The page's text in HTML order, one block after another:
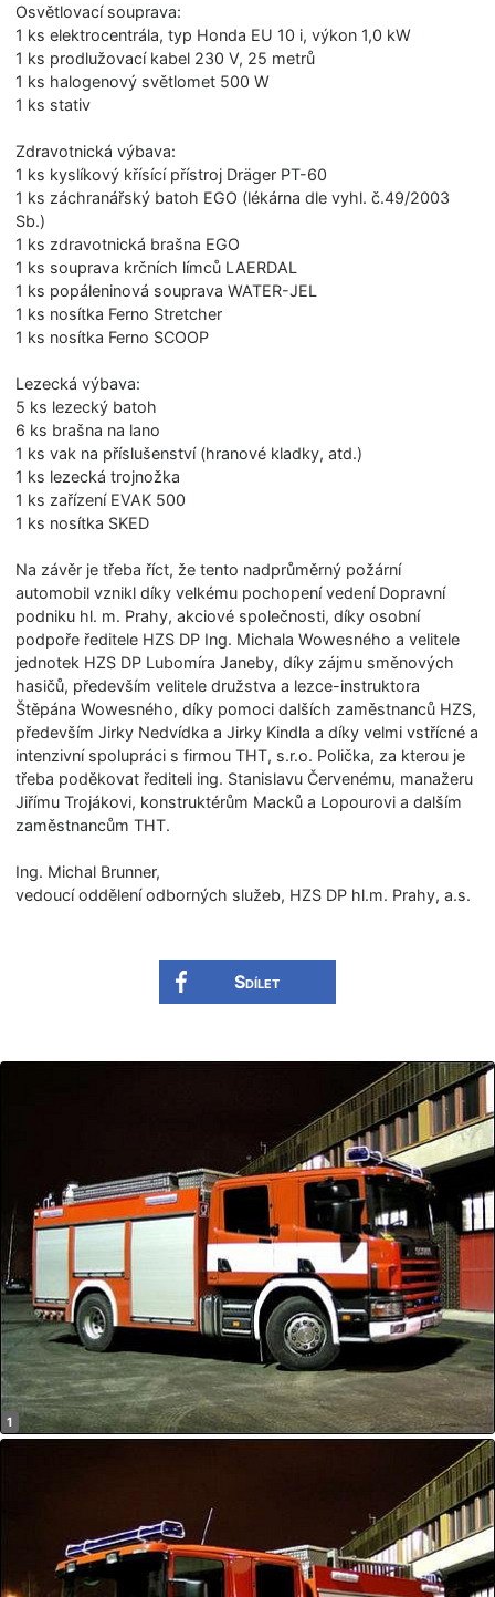
Osvětlovací souprava:
1 ks elektrocentrála, typ Honda EU 10 i, výkon 1,0 kW
1 ks prodlužovací kabel 230 V, 25 metrů
1 ks halogenový světlomet 500 W
1 ks stativ
Zdravotnická výbava:
1 ks kyslíkový křísící přístroj Dräger PT-60
1 ks záchranářský batoh EGO (lékárna dle vyhl. č.49/2003
Sb.)
1 ks zdravotnická brašna EGO
1 ks souprava krčních límců LAERDAL
1 ks popáleninová souprava WATER-JEL
1 ks nosítka Ferno Stretcher
1 ks nosítka Ferno SCOOP
Lezecká výbava:
5 ks lezecký batoh
6 ks brašna na lano
1 ks vak na příslušenství (hranové kladky, atd.)
1 ks lezecká trojnožka
1 ks zařízení EVAK 500
1 ks nosítka SKED
Na závěr je třeba říct, že tento nadprůměrný požární
automobil vznikl díky velkému pochopení vedení Dopravní
podniku hl. m. Prahy, akciové společnosti, díky osobní
podpoře ředitele HZS DP Ing. Michala Wowesného a velitele
jednotek HZS DP Lubomíra Janeby, díky zájmu směnových
hasičů, především velitele družstva a lezce-instruktora
Štěpána Wowesného, díky pomoci dalších zaměstnanců HZS,
především Jirky Nedvídka a Jirky Kindla a díky velmi vstřícné a
intenzivní spolupráci s firmou THT, s.r.o. Polička, za kterou je
třeba poděkovat řediteli ing. Stanislavu Červenému, manažeru
Jiřímu Trojákovi, konstruktérům Macků a Lopourovi a dalším
zaměstnancům THT.
Ing. Michal Brunner,
vedoucí oddělení odborných služeb, HZS DP hl.m. Prahy, a.s.
Sdílet